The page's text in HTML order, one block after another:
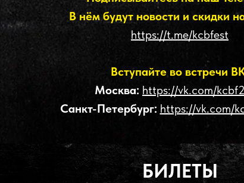
В нём будут новости и скидки
https://t.me/kcbfest
Вступайте во встречи
Москва: https://vk.com/
Санкт-Петербург: https://vk.com/
БИЛЕТЫ